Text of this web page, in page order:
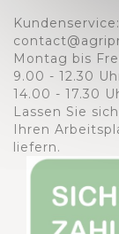
Kundenservice:
Montag bis
9.00 - 12.30
14.00 - 17.30
Lassen Sie
Ihren
liefern.